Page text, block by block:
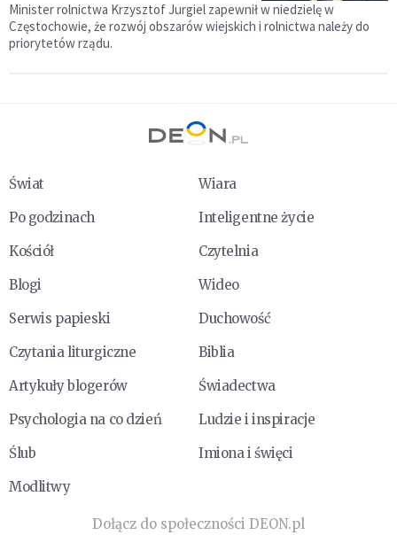
Minister rolnictwa Krzysztof Jurgiel zapewnił w niedzielę w
Częstochowie, że rozwój obszarów wiejskich i rolnictwa należy do
priorytetów rządu.
Świat
Wiara
Po godzinach
Inteligentne życie
Kościół
Czytelnia
Blogi
Wideo
Serwis papieski
Duchowość
Czytania liturgiczne
Biblia
Artykuły blogerów
Świadectwa
Psychologia na co dzień
Ludzie i inspiracje
Ślub
Imiona i święci
Modlitwy
Dołącz do społeczności DEON.pl